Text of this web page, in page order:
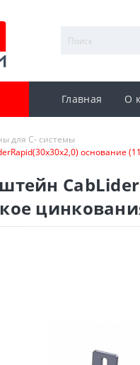
Главная О
для С- системы
основание